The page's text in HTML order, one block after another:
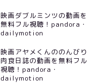
映画ダブルミンツの動画を
無料フル視聴！pandora・
dailymotion
映画アヤメくんののんびり
肉食日誌の動画を無料フル
視聴！pandora・
dailymotion